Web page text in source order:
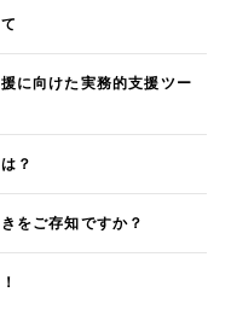
に向けた実務的支援ツー
？
をご存知ですか？